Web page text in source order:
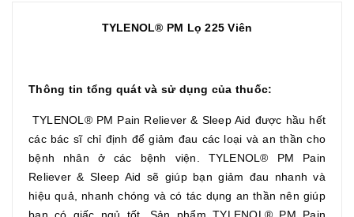
TYLENOL® PM Lọ 225 Viên
Thông tin tổng quát và sử dụng của thuốc:
TYLENOL® PM Pain Reliever & Sleep Aid được hầu hết
các bác sĩ chỉ định để giảm đau các loại và an thần cho
bệnh nhân ở các bệnh viện. TYLENOL® PM Pain
Reliever & Sleep Aid sẽ giúp bạn giảm đau nhanh và
hiệu quả, nhanh chóng và có tác dụng an thần nên giúp